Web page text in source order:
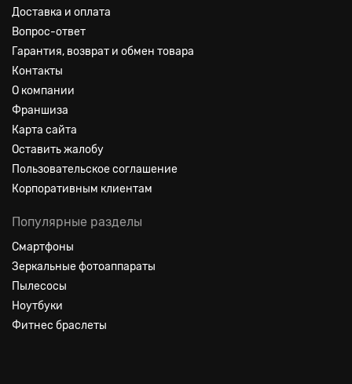
Доставка и оплата
Вопрос-ответ
Гарантия, возврат и обмен товара
Контакты
О компании
Франшиза
Карта сайта
Оставить жалобу
Пользовательское соглашение
Корпоративным клиентам
Популярные разделы
Смартфоны
Зеркальные фотоаппараты
Пылесосы
Ноутбуки
Фитнес браслеты